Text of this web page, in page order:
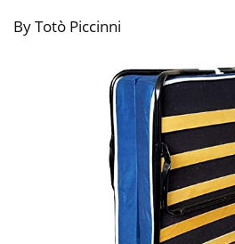
By Totò Piccinni